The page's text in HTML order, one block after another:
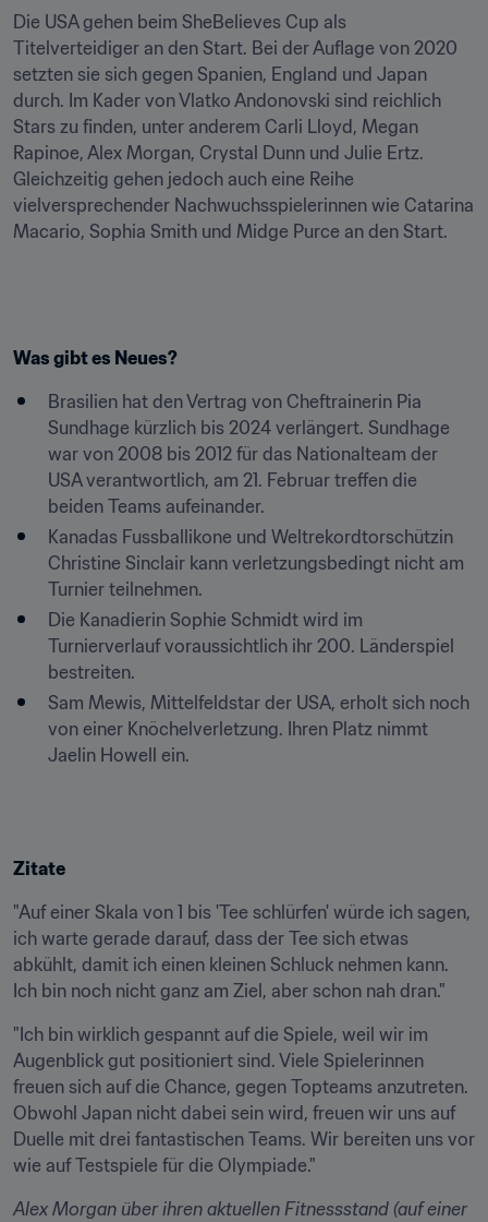
Die USA gehen beim SheBelieves Cup als
Titelverteidiger an den Start. Bei der Auflage von 2020
setzten sie sich gegen Spanien, England und Japan
durch. Im Kader von Vlatko Andonovski sind reichlich
Stars zu finden, unter anderem Carli Lloyd, Megan
Rapinoe, Alex Morgan, Crystal Dunn und Julie Ertz.
Gleichzeitig gehen jedoch auch eine Reihe
vielversprechender Nachwuchsspielerinnen wie Catarina
Macario, Sophia Smith und Midge Purce an den Start.
Was gibt es Neues?
Brasilien hat den Vertrag von Cheftrainerin Pia
Sundhage kürzlich bis 2024 verlängert. Sundhage
war von 2008 bis 2012 für das Nationalteam der
USA verantwortlich, am 21. Februar treffen die
beiden Teams aufeinander.
Kanadas Fussballikone und Weltrekordtorschützin
Christine Sinclair kann verletzungsbedingt nicht am
Turnier teilnehmen.
Die Kanadierin Sophie Schmidt wird im
Turnierverlauf voraussichtlich ihr 200. Länderspiel
bestreiten.
Sam Mewis, Mittelfeldstar der USA, erholt sich noch
von einer Knöchelverletzung. Ihren Platz nimmt
Jaelin Howell ein.
Zitate
"Auf einer Skala von 1 bis 'Tee schlürfen' würde ich sagen,
ich warte gerade darauf, dass der Tee sich etwas
abkühlt, damit ich einen kleinen Schluck nehmen kann.
Ich bin noch nicht ganz am Ziel, aber schon nah dran."
"Ich bin wirklich gespannt auf die Spiele, weil wir im
Augenblick gut positioniert sind. Viele Spielerinnen
freuen sich auf die Chance, gegen Topteams anzutreten.
Obwohl Japan nicht dabei sein wird, freuen wir uns auf
Duelle mit drei fantastischen Teams. Wir bereiten uns vor
wie auf Testspiele für die Olympiade."
Alex Morgan über ihren aktuellen Fitnessstand (auf einer